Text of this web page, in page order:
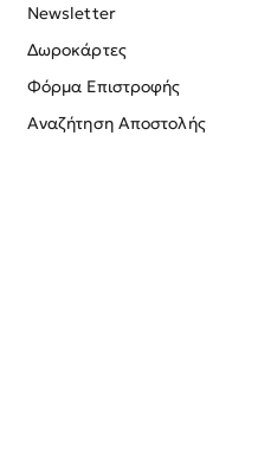
Newsletter
Δωροκάρτες
Φόρμα Επιστροφής
Αναζήτηση Αποστολής